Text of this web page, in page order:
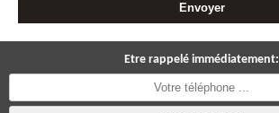
Etre rappelé immédiatement: